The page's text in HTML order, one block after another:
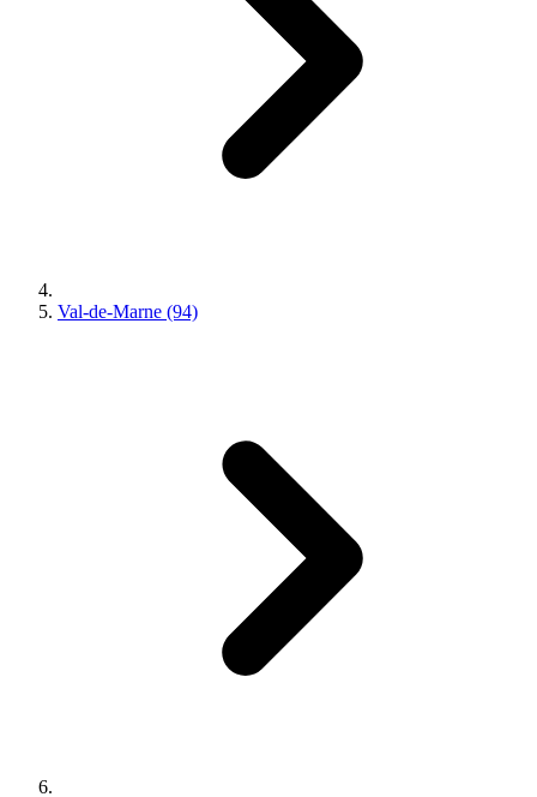
Val-de-Marne (94)